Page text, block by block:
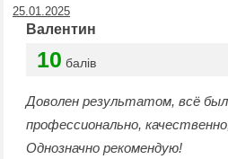
25.01.2025
Валентин
10 балів
Доволен результатом, всё
профессионально,
Однозначно рекомендую!